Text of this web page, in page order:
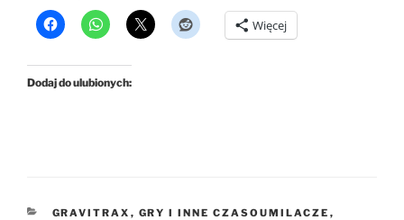
Więcej
Dodaj do ulubionych:
KATEGORIE
GRAVITRAX , GRY I INNE CZASOUMILACZE ,